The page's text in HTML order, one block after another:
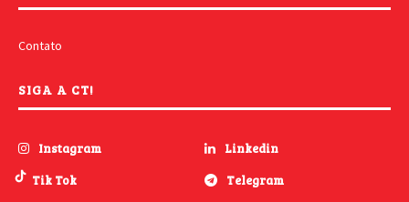
Contato
SIGA A CT!
Instagram
Linkedin
Tik Tok
Telegram